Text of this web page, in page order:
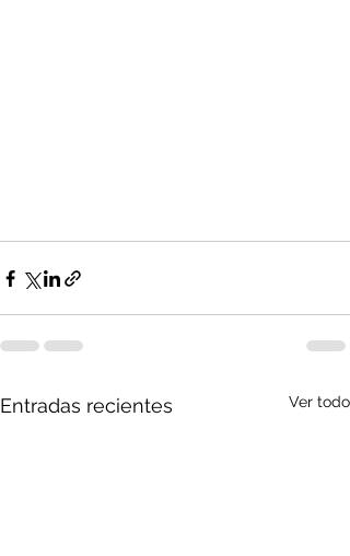
Entradas recientes Ver todo